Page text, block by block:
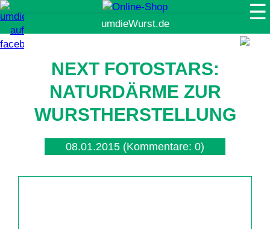
NEXT FOTOSTARS:
NATURDÄRME ZUR
WURSTHERSTELLUNG
08.01.2015 (Kommentare: 0)
☰